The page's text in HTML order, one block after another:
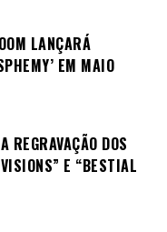
LANÇARÁ
EM MAIO
REGRAVAÇÃO DOS
E “BESTIAL